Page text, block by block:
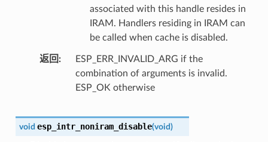
associated with this handle resides in
IRAM. Handlers residing in IRAM can
be called when cache is disabled.
返回
ESP_ERR_INVALID_ARG if the
combination of arguments is invalid.
ESP_OK otherwise
void esp_intr_noniram_disable(void)